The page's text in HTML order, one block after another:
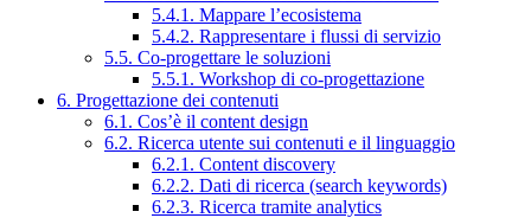
5.4.1. Mappare l’ecosistema
5.4.2. Rappresentare i flussi di servizio
5.5. Co-progettare le soluzioni
5.5.1. Workshop di co-progettazione
6. Progettazione dei contenuti
6.1. Cos’è il content design
6.2. Ricerca utente sui contenuti e il linguaggio
6.2.1. Content discovery
6.2.2. Dati di ricerca (search keywords)
6.2.3. Ricerca tramite analytics